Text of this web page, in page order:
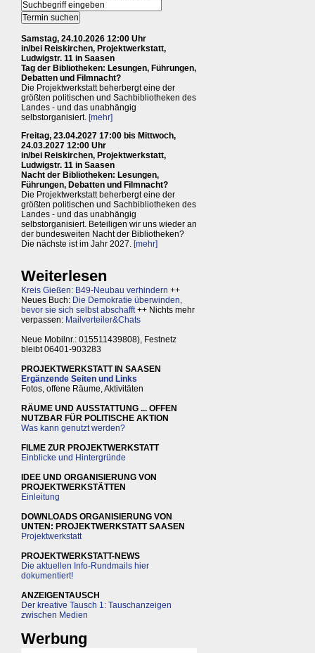
Samstag, 24.10.2026 12:00 Uhr
in/bei Reiskirchen, Projektwerkstatt,
Ludwigstr. 11 in Saasen
Tag der Bibliotheken: Lesungen, Führungen,
Debatten und Filmnacht?
Die Projektwerkstatt beherbergt eine der
größten politischen und Sachbibliotheken des
Landes - und das unabhängig
selbstorganisiert. [mehr]
Freitag, 23.04.2027 17:00 bis Mittwoch,
24.03.2027 12:00 Uhr
in/bei Reiskirchen, Projektwerkstatt,
Ludwigstr. 11 in Saasen
Nacht der Bibliotheken: Lesungen,
Führungen, Debatten und Filmnacht?
Die Projektwerkstatt beherbergt eine der
größten politischen und Sachbibliotheken des
Landes - und das unabhängig
selbstorganisiert. Beteiligen wir uns wieder an
der bundesweiten Nacht der Bibliotheken?
Die nächste ist im Jahr 2027. [mehr]
Weiterlesen
Kreis Gießen: B49-Neubau verhindern ++
Neues Buch: Die Demokratie überwinden,
bevor sie sich selbst abschafft++ Nichts mehr
verpassen: Mailverteiler&Chats
Neue Mobilnr.: 015511439808), Festnetz
bleibt 06401-903283
PROJEKTWERKSTATT IN SAASEN
Ergänzende Seiten und Links
Fotos, offene Räume, Aktivitäten
RÄUME UND AUSSTATTUNG ... OFFEN
NUTZBAR FÜR POLITISCHE AKTION
Was kann genutzt werden?
FILME ZUR PROJEKTWERKSTATT
Einblicke und Hintergründe
IDEE UND ORGANISIERUNG VON
PROJEKTWERKSTÄTTEN
Einleitung
DOWNLOADS ORGANISIERUNG VON
UNTEN: PROJEKTWERKSTATT SAASEN
Projektwerkstatt
PROJEKTWERKSTATT-NEWS
Die aktuellen Info-Rundmails hier
dokumentiert!
ANZEIGENTAUSCH
Der kreative Tausch 1: Tauschanzeigen
zwischen Medien
Werbung